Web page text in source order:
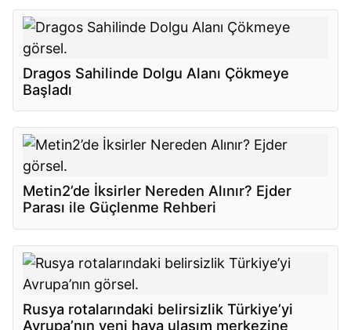
Dragos Sahilinde Dolgu Alanı Çökmeye
Başladı
Metin2’de İksirler Nereden Alınır? Ejder
Parası ile Güçlenme Rehberi
Rusya rotalarındaki belirsizlik Türkiye’yi
Avrupa’nın yeni hava ulaşım merkezine